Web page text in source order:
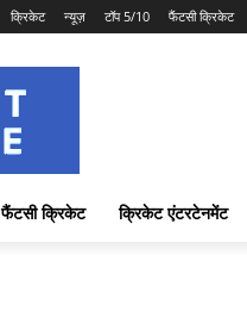
क्रिकेट न्यूज़ टॉप 5/10 फैंटसी क्रिकेट
फैंटसी क्रिकेट क्रिकेट एंटरटेनमेंट